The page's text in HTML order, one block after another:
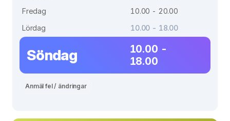
Fredag
10.00 - 20.00
Lördag
10.00 - 18.00
Söndag
10.00 -
18.00
Anmäl fel / ändringar